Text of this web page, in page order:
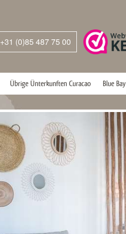
+31 (0)85 487 75 00
Übrige Ünterkunften Curacao Blue Bay